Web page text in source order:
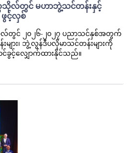
ကသိုလ်တွင် မဟာဘွဲ့သင်တန်းနှင့်
ဖွင့်လှစ်
လ်တွင် ၂၀၂၆-၂၀၂၇ ပညာသင်နှစ်အတွက်
ျား၊ ဘွဲ့လွန်ဒီပလိုမာသင်တန်းများကို
င်ခွင့်လျှောက်ထားနိုင်သည်။